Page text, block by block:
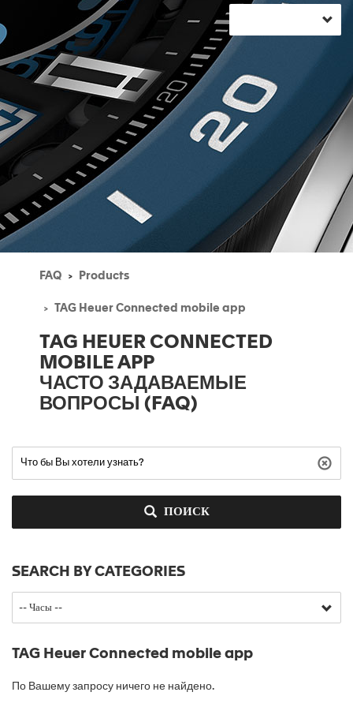
FAQ Products
TAG Heuer Connected mobile app
TAG HEUER CONNECTED
MOBILE APP
ЧАСТО ЗАДАВАЕМЫЕ
ВОПРОСЫ (FAQ)
ПОИСК
SEARCH BY CATEGORIES
TAG Heuer Connected mobile app
По Вашему запросу ничего не найдено.